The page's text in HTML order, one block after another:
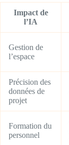
Impact de
l’IA
Gestion de
l’espace
Précision des
données de
projet
Formation du
personnel